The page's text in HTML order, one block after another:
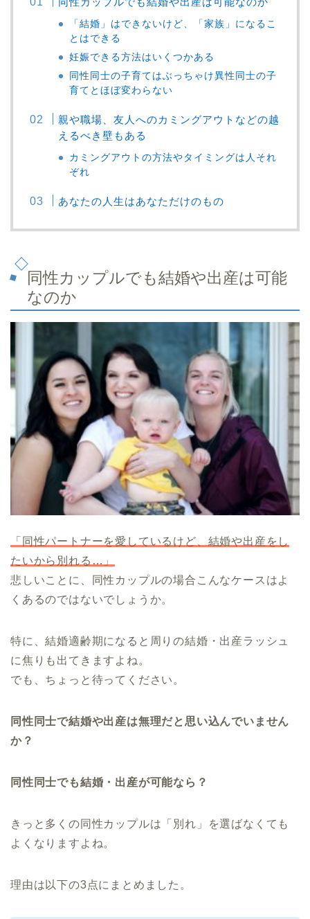
「結婚」はできないけど、「家族」になるこ
とはできる
妊娠できる方法はいくつかある
同性同士の子育てはぶっちゃけ異性同士の子
育てとほぼ変わらない
親や職場、友人へのカミングアウトなどの越
えるべき壁もある
カミングアウトの方法やタイミングは人それ
ぞれ
あなたの人生はあなただけのもの
同性カップルでも結婚や出産は可能
なのか
「同性パートナーを愛しているけど、結婚や出産をし
たいから別れる…」
悲しいことに、同性カップルの場合こんなケースはよ
くあるのではないでしょうか。
特に、結婚適齢期になると周りの結婚・出産ラッシュ
に焦りも出てきますよね。
でも、ちょっと待ってください。
同性同士で結婚や出産は無理だと思い込んでいません
か？
同性同士でも結婚・出産が可能なら？
きっと多くの同性カップルは「別れ」を選ばなくても
よくなりますよね。
理由は以下の3点にまとめました。